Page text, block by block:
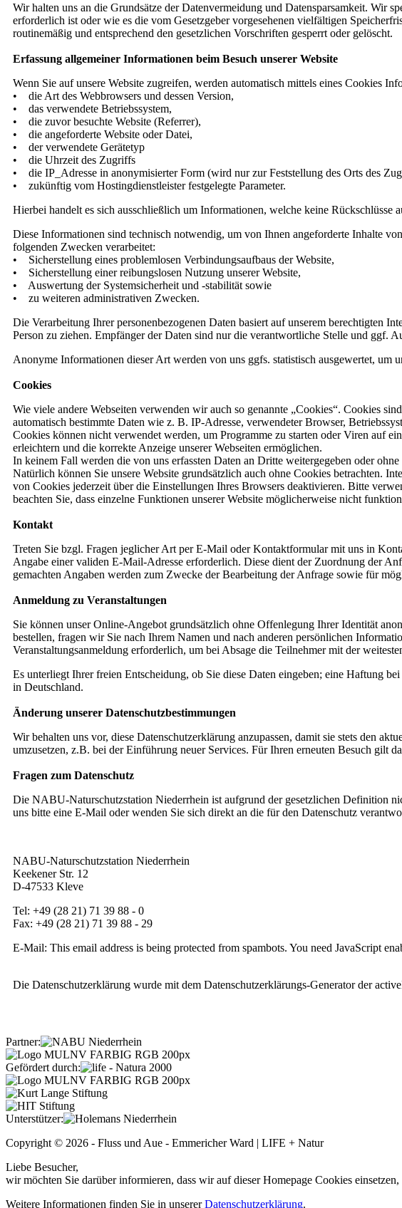
Wir halten uns an die Grundsätze der Datenvermeidung und Datensparsamkeit. Wir
erforderlich ist oder wie es die vom Gesetzgeber vorgesehenen vielfältigen
routinemäßig und entsprechend den gesetzlichen Vorschriften gesperrt oder gelöscht.
Erfassung allgemeiner Informationen beim Besuch unserer Website
Wenn Sie auf unsere Website zugreifen, werden automatisch mittels eines Cookies
• die Art des Webbrowsers und dessen Version,
• das verwendete Betriebssystem,
• die zuvor besuchte Website (Referrer),
• die angeforderte Website oder Datei,
• der verwendete Gerätetyp
• die Uhrzeit des Zugriffs
• die IP_Adresse in anonymisierter Form (wird nur zur Feststellung des Orts des
• zukünftig vom Hostingdienstleister festgelegte Parameter.
Hierbei handelt es sich ausschließlich um Informationen, welche keine Rückschlüsse
Diese Informationen sind technisch notwendig, um von Ihnen angeforderte Inhalte
folgenden Zwecken verarbeitet:
• Sicherstellung eines problemlosen Verbindungsaufbaus der Website,
• Sicherstellung einer reibungslosen Nutzung unserer Website,
• Auswertung der Systemsicherheit und -stabilität sowie
• zu weiteren administrativen Zwecken.
Die Verarbeitung Ihrer personenbezogenen Daten basiert auf unserem berechtigten
Person zu ziehen. Empfänger der Daten sind nur die verantwortliche Stelle und ggf.
Anonyme Informationen dieser Art werden von uns ggfs. statistisch ausgewertet, um
Cookies
Wie viele andere Webseiten verwenden wir auch so genannte „Cookies“. Cookies
automatisch bestimmte Daten wie z. B. IP-Adresse, verwendeter Browser,
Cookies können nicht verwendet werden, um Programme zu starten oder Viren auf
erleichtern und die korrekte Anzeige unserer Webseiten ermöglichen.
In keinem Fall werden die von uns erfassten Daten an Dritte weitergegeben oder
Natürlich können Sie unsere Website grundsätzlich auch ohne Cookies betrachten.
von Cookies jederzeit über die Einstellungen Ihres Browsers deaktivieren. Bitte
beachten Sie, dass einzelne Funktionen unserer Website möglicherweise nicht
Kontakt
Treten Sie bzgl. Fragen jeglicher Art per E-Mail oder Kontaktformular mit uns in
Angabe einer validen E-Mail-Adresse erforderlich. Diese dient der Zuordnung der
gemachten Angaben werden zum Zwecke der Bearbeitung der Anfrage sowie für
Anmeldung zu Veranstaltungen
Sie können unser Online-Angebot grundsätzlich ohne Offenlegung Ihrer Identität
bestellen, fragen wir Sie nach Ihrem Namen und nach anderen persönlichen
Veranstaltungsanmeldung erforderlich, um bei Absage die Teilnehmer mit der
Es unterliegt Ihrer freien Entscheidung, ob Sie diese Daten eingeben; eine Haftung
in Deutschland.
Änderung unserer Datenschutzbestimmungen
Wir behalten uns vor, diese Datenschutzerklärung anzupassen, damit sie stets den
umzusetzen, z.B. bei der Einführung neuer Services. Für Ihren erneuten Besuch gilt
Fragen zum Datenschutz
Die NABU-Naturschutzstation Niederrhein ist aufgrund der gesetzlichen Definition
uns bitte eine E-Mail oder wenden Sie sich direkt an die für den Datenschutz
NABU-Naturschutzstation Niederrhein
Keekener Str. 12
D-47533 Kleve
Tel: +49 (28 21) 71 39 88 - 0
Fax: +49 (28 21) 71 39 88 - 29
E-Mail: This email address is being protected from spambots. You need JavaScript
Die Datenschutzerklärung wurde mit dem Datenschutzerklärungs-Generator der
Partner:
Gefördert durch:
Unterstützer:
Copyright © 2026 - Fluss und Aue - Emmericher Ward | LIFE + Natur
Liebe Besucher,
wir möchten Sie darüber informieren, dass wir auf dieser Homepage Cookies
Weitere Informationen finden Sie in unsererDatenschutzerklärung.